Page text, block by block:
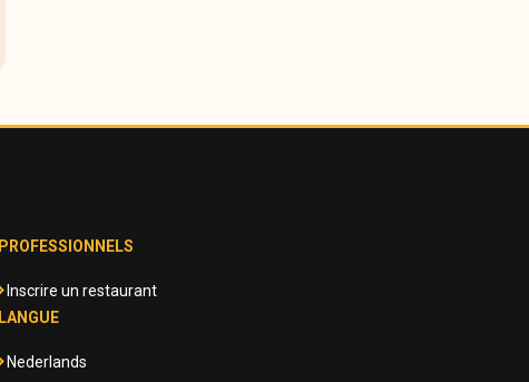
PROFESSIONNELS
Inscrire un restaurant
LANGUE
Nederlands